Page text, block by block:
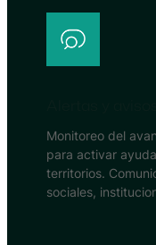
Monitoreo del
para activar
territorios.
sociales,